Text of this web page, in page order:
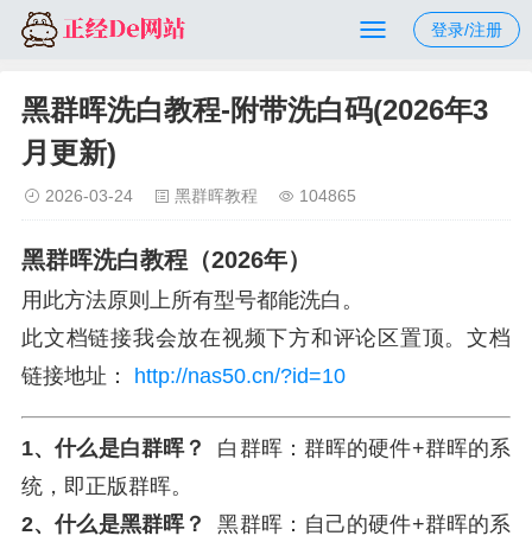
登录/注册
黑群晖洗白教程-附带洗白码(2026年3
月更新)
2026-03-24 黑群晖教程 104865
黑群晖洗白教程（2026年）
用此方法原则上所有型号都能洗白。
此文档链接我会放在视频下方和评论区置顶。文档
链接地址： http://nas50.cn/?id=10
1、什么是白群晖？
白群晖：群晖的硬件+群晖的系
统，即正版群晖。
2、什么是黑群晖？
黑群晖：自己的硬件+群晖的系